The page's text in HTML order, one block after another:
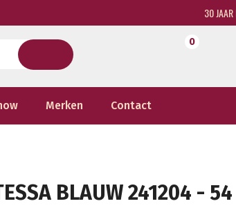
30 JAAR
0
Merken Contact
BLAUW 241204 - 54